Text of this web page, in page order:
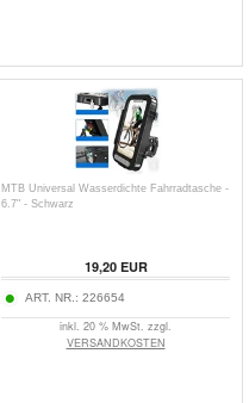
MTB Universal Wasserdichte Fahrradtasche -
6.7" - Schwarz
19,20EUR
ART. NR.: 226654
inkl. 20 % MwSt. zzgl.
VERSANDKOSTEN